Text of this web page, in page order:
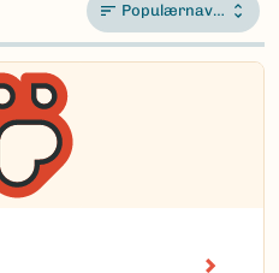
Populærnavn A-Å